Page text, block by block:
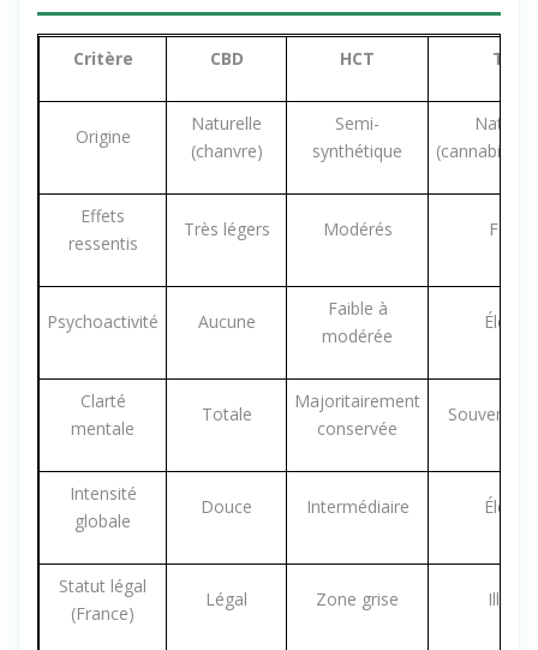
Tableau comparatif : HCT vs CBD
vs THC
Critère CBD HCT THC
(chanvre)
synthétique
(cannabis/
ressentis
modérée
mentale
conservée
globale